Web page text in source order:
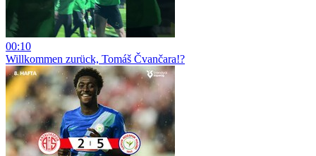
00:10
Willkommen zurück, Tomáš Čvančara!?